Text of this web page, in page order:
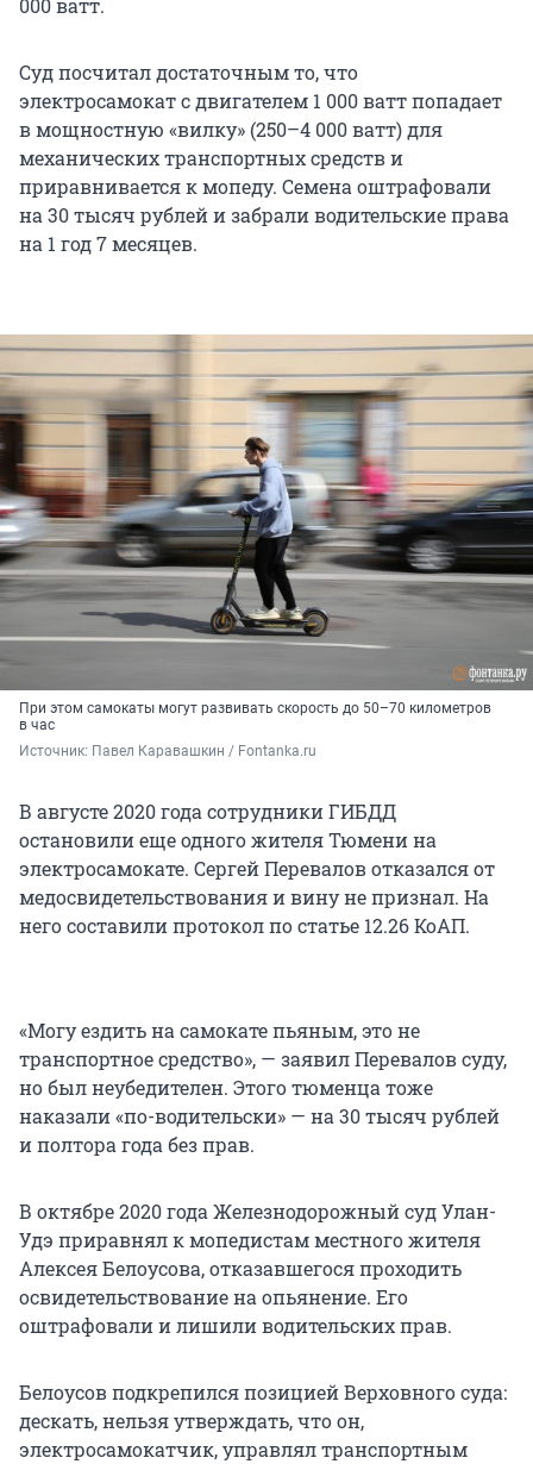
000 ватт.
Суд посчитал достаточным то, что
электросамокат с двигателем 1 000 ватт попадает
в мощностную «вилку» (250–4 000 ватт) для
механических транспортных средств и
приравнивается к мопеду. Семена оштрафовали
на 30 тысяч рублей и забрали водительские права
на 1 год 7 месяцев.
При этом самокаты могут развивать скорость до 50–70 километров
в час
Источник: Павел Каравашкин / Fontanka.ru
В августе 2020 года сотрудники ГИБДД
остановили еще одного жителя Тюмени на
электросамокате. Сергей Перевалов отказался от
медосвидетельствования и вину не признал. На
него составили протокол по статье 12.26 КоАП.
«Могу ездить на самокате пьяным, это не
транспортное средство», — заявил Перевалов суду,
но был неубедителен. Этого тюменца тоже
наказали «по-водительски» — на 30 тысяч рублей
и полтора года без прав.
В октябре 2020 года Железнодорожный суд Улан-
Удэ приравнял к мопедистам местного жителя
Алексея Белоусова, отказавшегося проходить
освидетельствование на опьянение. Его
оштрафовали и лишили водительских прав.
Белоусов подкрепился позицией Верховного суда:
дескать, нельзя утверждать, что он,
электросамокатчик, управлял транспортным